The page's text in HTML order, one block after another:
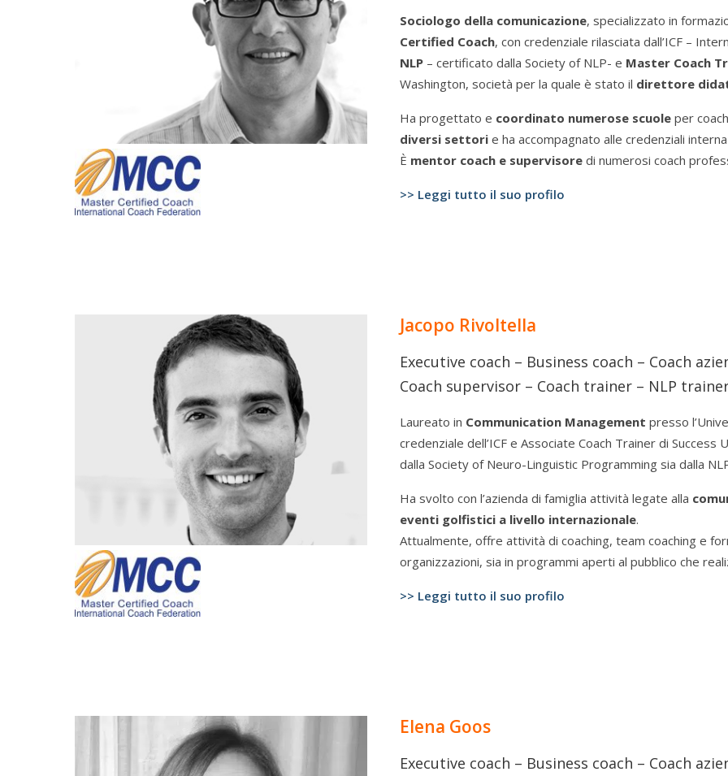
Sociologo della comunicazione, specializzato in
Certified Coach, con credenziale rilasciata dall’ICF –
NLP – certificato dalla Society of NLP- e Master Coach
Washington, società per la quale è stato il direttore
Ha progettato e coordinato numerose scuole per
diversi settori e ha accompagnato alle credenziali
È mentor coach e supervisore di numerosi coach
>> Leggi tutto il suo profilo
Jacopo Rivoltella
Executive coach – Business coach – Coach
Coach supervisor – Coach trainer – NLP
Laureato in Communication Management presso
credenziale dell’ICF e Associate Coach Trainer di
dalla Society of Neuro-Linguistic Programming sia dalla
Ha svolto con l’azienda di famiglia attività legate alla
eventi golfistici a livello internazionale.
Attualmente, offre attività di coaching, team coaching e
organizzazioni, sia in programmi aperti al pubblico che
>> Leggi tutto il suo profilo
Elena Goos
Executive coach – Business coach – Coach